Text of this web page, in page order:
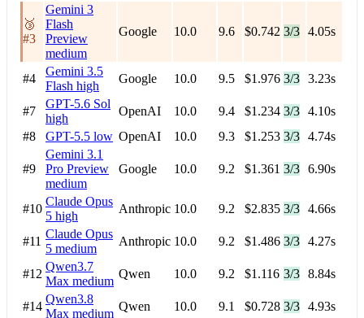
🥉
#3
Gemini 3
Flash
Preview
medium
Google 10.0 9.6 $0.742 3/3 4.05s
#4
Gemini 3.5
Flash high
Google 10.0 9.5 $1.976 3/3 3.23s
#7
GPT-5.6 Sol
high
OpenAI 10.0 9.4 $1.234 3/3 4.10s
#8
GPT-5.5 low OpenAI 10.0 9.3 $1.253 3/3 4.74s
#9
Gemini 3.1
Pro Preview
medium
Google 10.0 9.2 $1.361 3/3 6.90s
#10
Claude Opus
5 high
Anthropic 10.0 9.2 $2.835 3/3 4.66s
#11
Claude Opus
5 medium
Anthropic 10.0 9.2 $1.486 3/3 4.27s
#12
Qwen3.7
Max medium
Qwen 10.0 9.2 $1.116 3/3 8.84s
#14
Qwen3.8
Max medium
Qwen 10.0 9.1 $0.728 3/3 4.93s